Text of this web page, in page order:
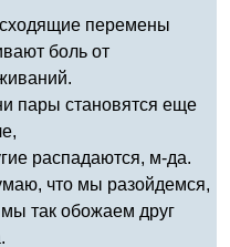
перемены
боль от
пары становятся еще
распадаются, м-да.
что мы разойдемся,
так обожаем друг